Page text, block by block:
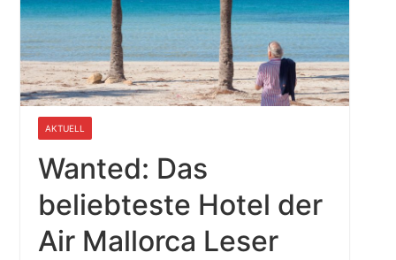
AKTUELL
Wanted: Das
beliebteste Hotel der
Air Mallorca Leser